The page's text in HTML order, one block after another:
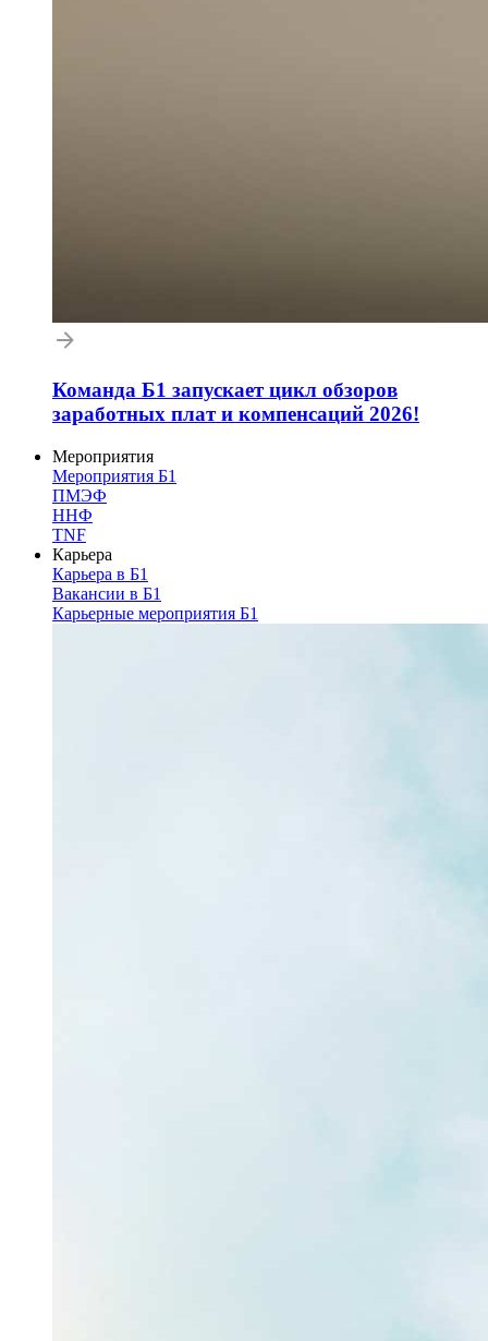
Команда Б1 запускает цикл обзоров
заработных плат и компенсаций 2026!
Мероприятия
Мероприятия Б1
ПМЭФ
ННФ
TNF
Карьера
Карьера в Б1
Вакансии в Б1
Карьерные мероприятия Б1